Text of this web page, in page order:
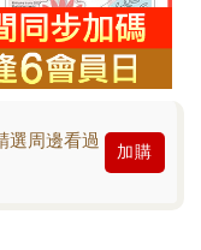
選周邊看過
加購